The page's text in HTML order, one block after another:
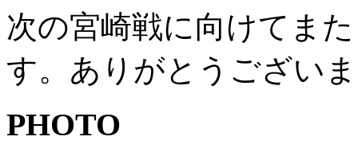
次の宮崎戦に向けてま
す。ありがとうござい
PHOTO